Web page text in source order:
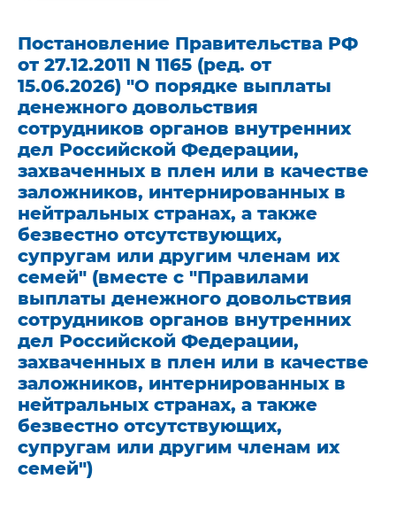
Постановление Правительства РФ
от 27.12.2011 N 1165 (ред. от
15.06.2026) "О порядке выплаты
денежного довольствия
сотрудников органов внутренних
дел Российской Федерации,
захваченных в плен или в качестве
заложников, интернированных в
нейтральных странах, а также
безвестно отсутствующих,
супругам или другим членам их
семей" (вместе с "Правилами
выплаты денежного довольствия
сотрудников органов внутренних
дел Российской Федерации,
захваченных в плен или в качестве
заложников, интернированных в
нейтральных странах, а также
безвестно отсутствующих,
супругам или другим членам их
семей")